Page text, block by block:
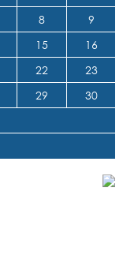
8
9
15
16
22
23
29
30